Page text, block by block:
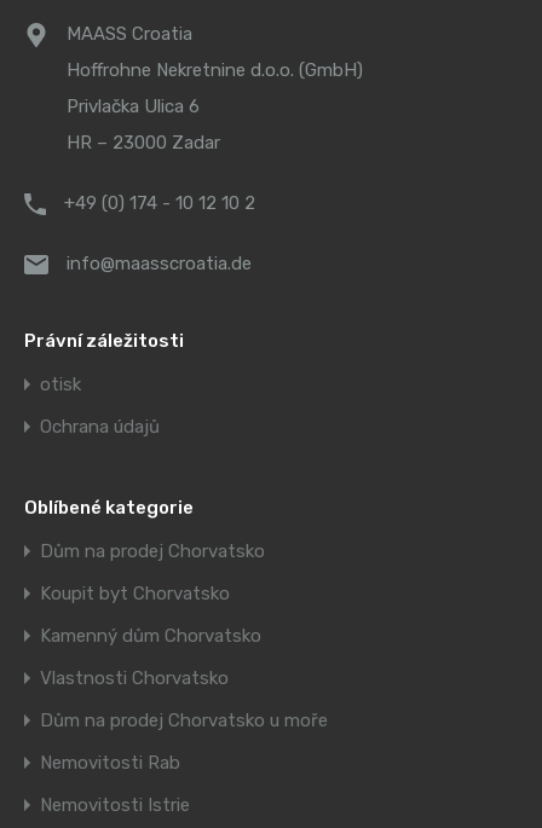
MAASS Croatia
Hoffrohne Nekretnine d.o.o. (GmbH)
Privlačka Ulica 6
HR – 23000 Zadar
+49 (0) 174 - 10 12 10 2
info@maasscroatia.de
Právní záležitosti
otisk
Ochrana údajů
Oblíbené kategorie
Dům na prodej Chorvatsko
Koupit byt Chorvatsko
Kamenný dům Chorvatsko
Vlastnosti Chorvatsko
Dům na prodej Chorvatsko u moře
Nemovitosti Rab
Nemovitosti Istrie